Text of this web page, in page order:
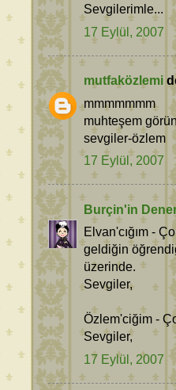
Sevgilerimle...
17 Eylül, 2007
mutfaközlemi
mmmmmmm
muhteşem
sevgiler-özlem
17 Eylül, 2007
Burçin'in
Elvan'cığım -
geldiğin
üzerinde.
Sevgiler,
Özlem'ciğim -
Sevgiler,
17 Eylül, 2007